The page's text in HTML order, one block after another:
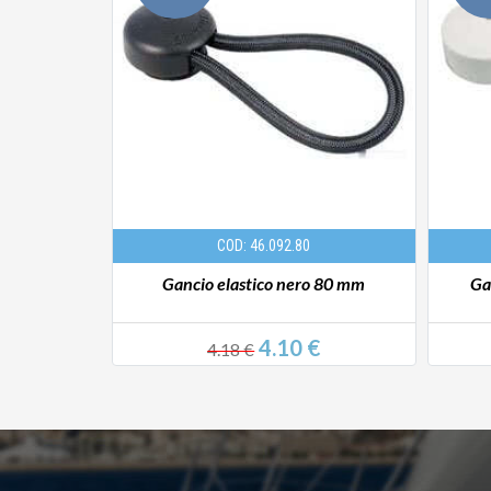
COD: 46.092.80
Gancio elastico nero 80 mm
4.18 €4.10 €